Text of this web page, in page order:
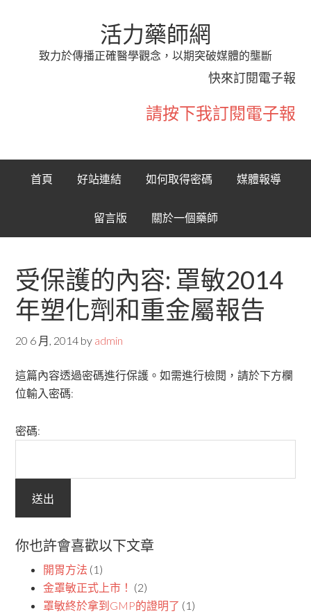
活力藥師網
致力於傳播正確醫學觀念，以期突破媒體的壟斷
快來訂閱電子報
請按下我訂閱電子報
首頁 好站連結 如何取得密碼 媒體報導
留言版 關於一個藥師
受保護的內容: 罩敏2014
年塑化劑和重金屬報告
20 6 月, 2014 by admin
這篇內容透過密碼進行保護。如需進行檢閱，請於下方欄
位輸入密碼:
密碼:
你也許會喜歡以下文章
開胃方法 (1)
金罩敏正式上市！ (2)
罩敏終於拿到GMP的證明了 (1)